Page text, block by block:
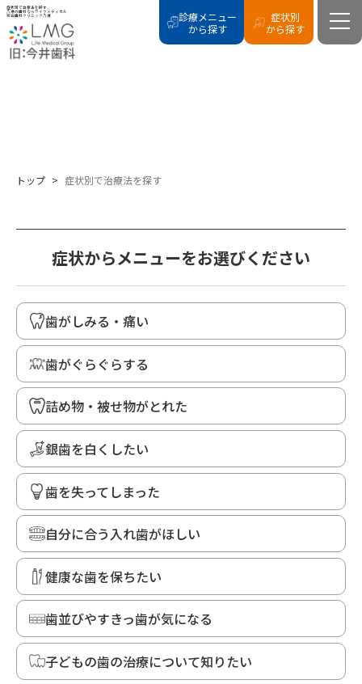
症状別で治療法を探す
八潮の歯科ならライフメディカル
総合歯科クリニック八潮
診療メニュー
から探す
症状別
から探す
トップ > 症状別で治療法を探す
症状からメニューをお選びください
歯がしみる・痛い
歯がぐらぐらする
詰め物・被せ物がとれた
銀歯を白くしたい
歯を失ってしまった
自分に合う入れ歯がほしい
健康な歯を保ちたい
歯並びやすきっ歯が気になる
子どもの歯の治療について知りたい